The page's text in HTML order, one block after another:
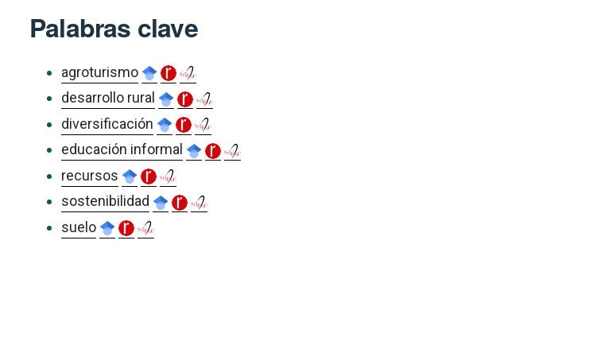
Palabras clave
agroturismo
desarrollo rural
diversificación
educación informal
recursos
sostenibilidad
suelo